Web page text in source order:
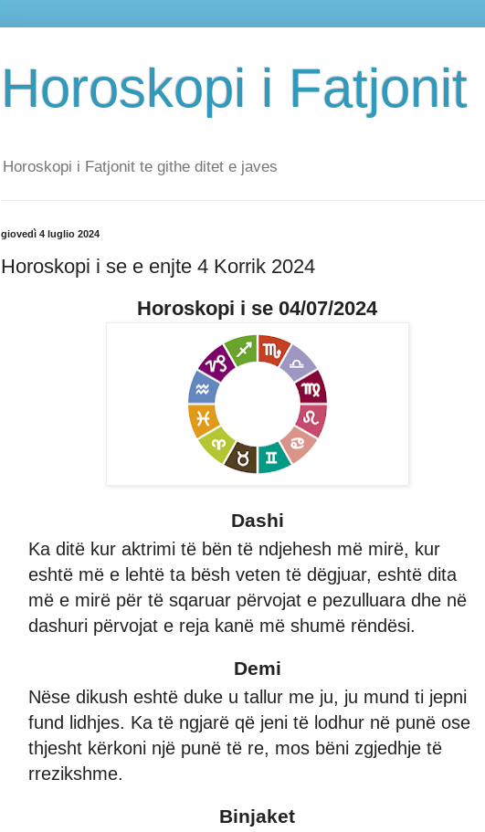
Horoskopi i Fatjonit
Horoskopi i Fatjonit te githe ditet e javes
giovedì 4 luglio 2024
Horoskopi i se e enjte 4 Korrik 2024
Horoskopi i se 04/07/2024
Dashi
Ka ditë kur aktrimi të bën të ndjehesh më mirë, kur
eshtë më e lehtë ta bësh veten të dëgjuar, eshtë dita
më e mirë për të sqaruar përvojat e pezulluara dhe në
dashuri përvojat e reja kanë më shumë rëndësi.
Demi
Nëse dikush eshtë duke u tallur me ju, ju mund ti jepni
fund lidhjes. Ka të ngjarë që jeni të lodhur në punë ose
thjesht kërkoni një punë të re, mos bëni zgjedhje të
rrezikshme.
Binjaket